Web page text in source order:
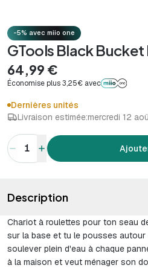
-5% avec miio one
GTools Black Bucket
64,99 €
Économise plus 3,25€ avec
Dernières unités
Livraison estimée:mercredi 12
1
Description
Chariot à roulettes pour ton seau
sur la base et tu le pousses autour
soulever plein d'eau à chaque
à la maison et veut ménager son